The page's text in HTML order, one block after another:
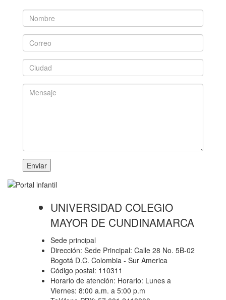
Enviar
UNIVERSIDAD COLEGIO
MAYOR DE CUNDINAMARCA
Sede principal
Dirección: Sede Principal: Calle 28 No. 5B-02
Bogotá D.C. Colombia - Sur America
Código postal: 110311
Horario de atención: Horario: Lunes a
Viernes: 8:00 a.m. a 5:00 p.m